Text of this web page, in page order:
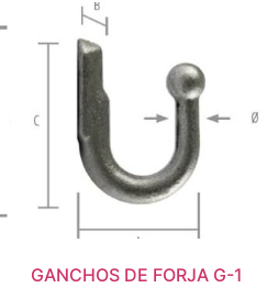
GANCHOS DE FORJA G-1